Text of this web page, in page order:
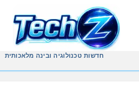
חדשות טכנולוגיה ובינה מלאכותית